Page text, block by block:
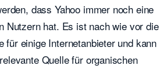
dass Yahoo immer noch eine
Nutzern hat. Es ist nach wie vor die
für einige Internetanbieter und kann
Quelle für organischen